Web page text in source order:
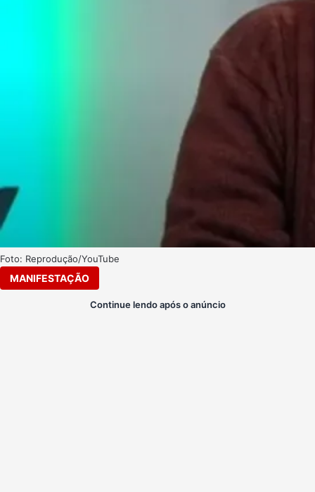
Foto: Reprodução/YouTube
MANIFESTAÇÃO
Continue lendo após o anúncio